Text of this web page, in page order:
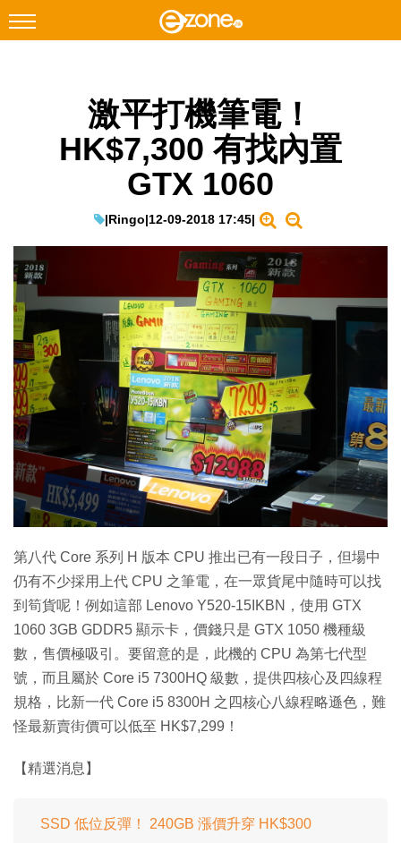
Instagram
科技焦點
教學評測
EduTech
IT Times
生成式AI與雲端應用
Enterprise Digital Transformation
特集
激平打機筆電！
HK$7,300 有找內置
GTX 1060
|Ringo|12-09-2018 17:45|
第八代 Core 系列 H 版本 CPU 推出已有一段日子，但場中
仍有不少採用上代 CPU 之筆電，在一眾貨尾中隨時可以找
到筍貨呢！例如這部 Lenovo Y520-15IKBN，使用 GTX
1060 3GB GDDR5 顯示卡，價錢只是 GTX 1050 機種級
數，售價極吸引。要留意的是，此機的 CPU 為第七代型
號，而且屬於 Core i5 7300HQ 級數，提供四核心及四線程
規格，比新一代 Core i5 8300H 之四核心八線程略遜色，難
怪最新賣街價可以低至 HK$7,299！
【精選消息】
SSD 低位反彈！ 240GB 漲價升穿 HK$300